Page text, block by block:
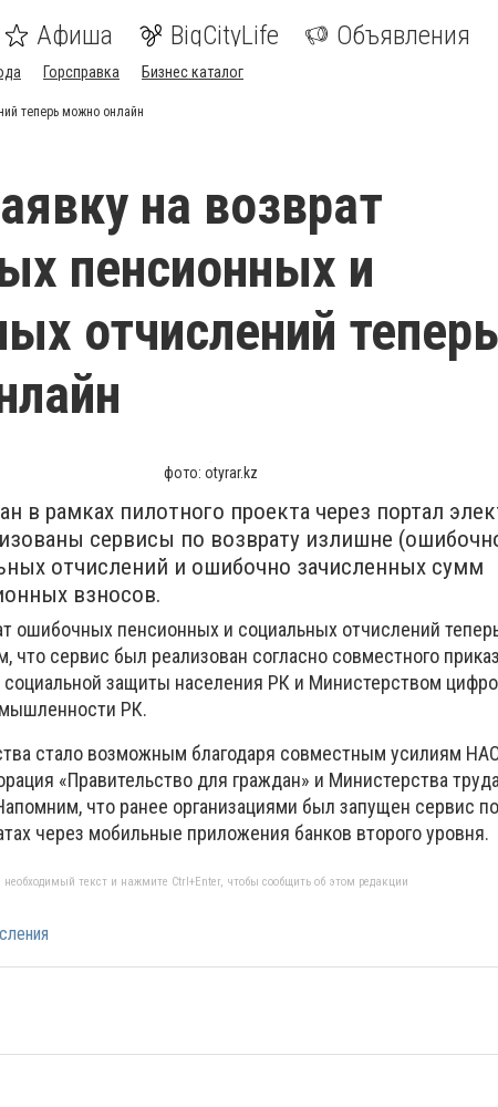
Афиша BigCityLife Объявления
Горсправка Бизнес каталог
теперь можно онлайн
на возврат
пенсионных и
отчислений теперь
фото: otyrar.kz
в рамках пилотного проекта через портал
сервисы по возврату излишне
отчислений и ошибочно зачисленных сумм
взносов.
ошибочных пенсионных и социальных отчислений
что сервис был реализован согласно совместного
защиты населения РК и Министерством
РК.
стало возможным благодаря совместным усилиям
«Правительство для граждан» и Министерства
что ранее организациями был запущен сервис
через мобильные приложения банков второго уровня.
текст и нажмите Ctrl+Enter, чтобы сообщить об этом редакции